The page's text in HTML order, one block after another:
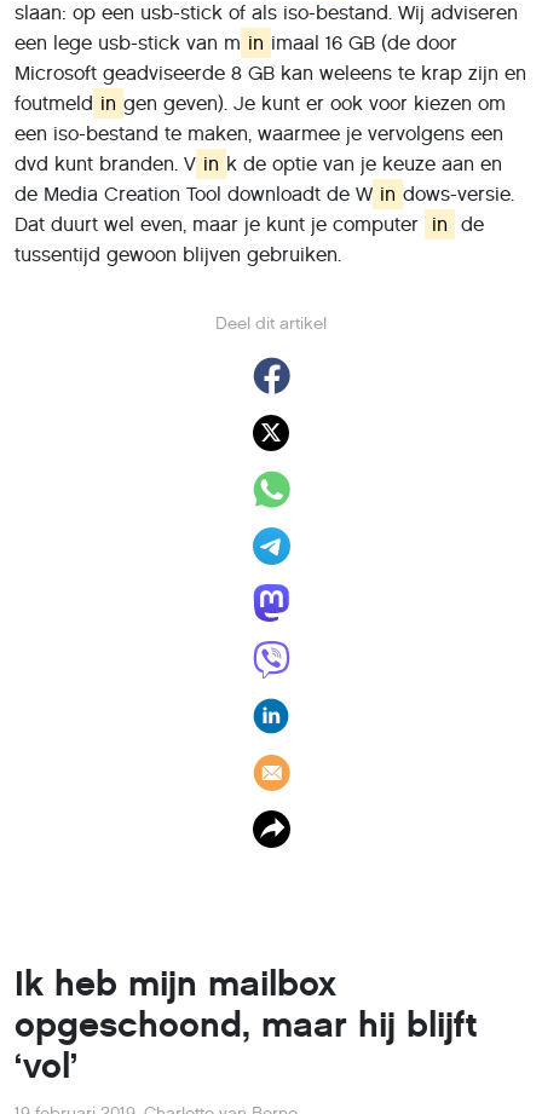
Deel dit artikel
slaan: op een usb-stick of als iso-bestand. Wij adviseren
een lege usb-stick van m in imaal 16 GB (de door
Microsoft geadviseerde 8 GB kan weleens te krap zijn en
foutmeld in gen geven). Je kunt er ook voor kiezen om
een iso-bestand te maken, waarmee je vervolgens een
dvd kunt branden. V in k de optie van je keuze aan en
de Media Creation Tool downloadt de W in dows-versie.
Dat duurt wel even, maar je kunt je computer
in
de
tussentijd gewoon blijven gebruiken.
Ik heb mijn mailbox
opgeschoond, maar hij blijft
‘vol’